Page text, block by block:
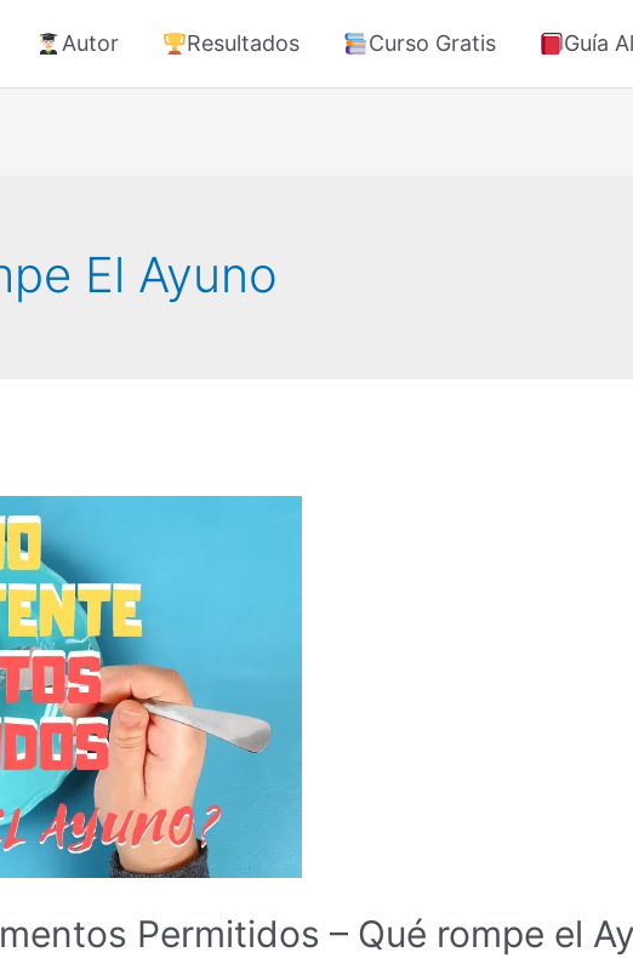
Autor Resultados Curso Gratis Guía
El Ayuno
Permitidos – Qué rompe el